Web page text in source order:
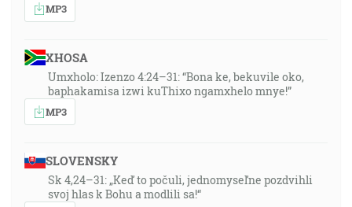
MP3
XHOSA
Umxholo: Izenzo 4:24–31: “Bona ke, bekuvile oko,
baphakamisa izwi kuThixo ngamxhelo mnye!”
MP3
SLOVENSKY
Sk 4,24–31: „Keď to počuli, jednomyseľne pozdvihli
svoj hlas k Bohu a modlili sa!“